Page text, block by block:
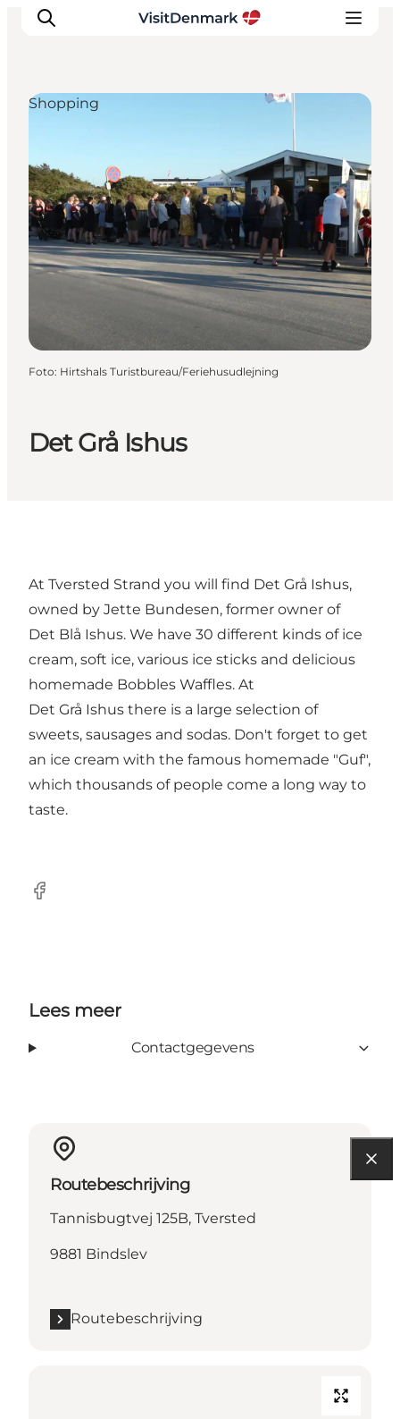
Bestemmingen
Wat te doen
Accommodaties
Plan je reis
Det Grå Ishus
Shopping
Foto: Hirtshals Turistbureau/Feriehusudlejning
At Tversted Strand you will find Det Grå Ishus,
owned by Jette Bundesen, former owner of
Det Blå Ishus. We have 30 different kinds of ice
cream, soft ice, various ice sticks and delicious
homemade Bobbles Waffles. At
Det Grå Ishus there is a large selection of
sweets, sausages and sodas. Don't forget to get
an ice cream with the famous homemade "Guf",
which thousands of people come a long way to
taste.
Facebook
Lees meer
Contactgegevens
Routebeschrijving
Tannisbugtvej 125B, Tversted
9881 Bindslev
Routebeschrijving